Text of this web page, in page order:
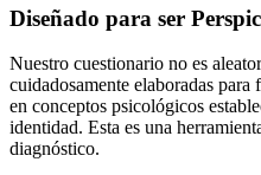
Diseñado para ser
Nuestro cuestionario no es
cuidadosamente elaboradas
en conceptos psicológicos
identidad. Esta es una
diagnóstico.